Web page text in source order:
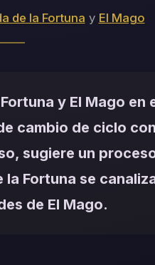
de la Fortuna y El Mago
y El Mago en
cambio de ciclo
sugiere un
la Fortuna se
de El Mago.